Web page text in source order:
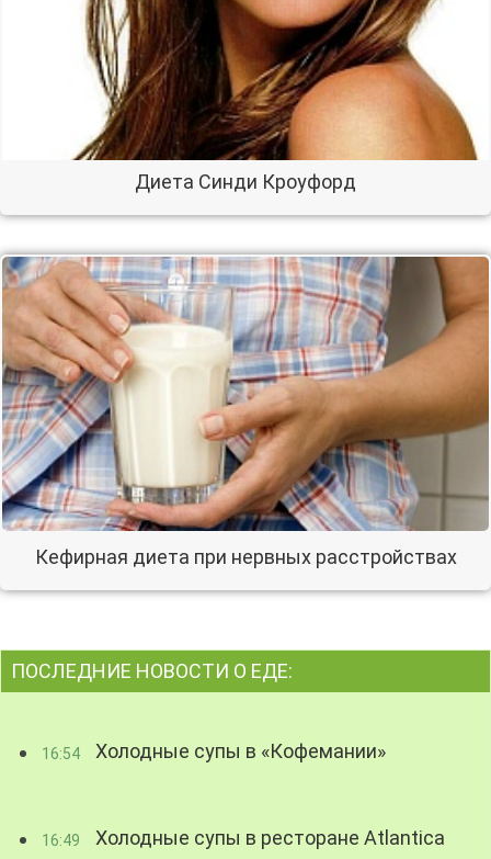
Диета Синди Кроуфорд
Кефирная диета при нервных расстройствах
ПОСЛЕДНИЕ НОВОСТИ О ЕДЕ:
16:54 Холодные супы в «Кофемании»
16:49 Холодные супы в ресторане Atlantica